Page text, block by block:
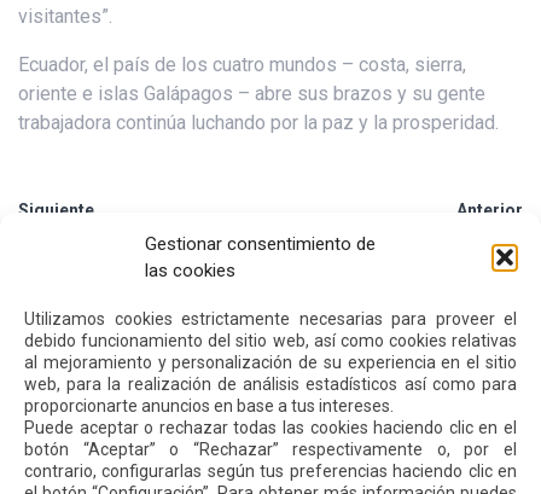
Gestionar consentimiento de
las cookies
Utilizamos cookies estrictamente necesarias para proveer el
debido funcionamiento del sitio web, así como cookies relativas
al mejoramiento y personalización de su experiencia en el sitio
web, para la realización de análisis estadísticos así como para
proporcionarte anuncios en base a tus intereses.
Puede aceptar o rechazar todas las cookies haciendo clic en el
botón “Aceptar” o “Rechazar” respectivamente o, por el
contrario, configurarlas según tus preferencias haciendo clic en
visitantes”.
Ecuador, el país de los cuatro mundos – costa, sierra,
oriente e islas Galápagos – abre sus brazos y su gente
trabajadora continúa luchando por la paz y la prosperidad.
Siguiente Anterior
Noticias
24 JUL 2026